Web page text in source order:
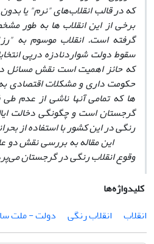
که در قالب انقلاب‌های "نرم" یا
برخی از این انقلاب ها به طور
گرفته است. انقلاب موسوم به
که حائز اهمیت است نقش مسائل
حکومت داری و مشکلات اقتصادی
ها که تمامی آنها ناشی از عدم
گرجستان است و چگونگی دخالت
رنگی در این کشور با استفاده از
این مقاله به بررسی نقش دو
وقوع انقلاب رنگی در گرجستان
کلیدواژه‌ها
انقلاب
انقلاب رنگی دولت - ملت